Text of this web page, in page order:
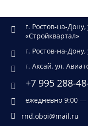
г. Ростов-на-
«Стройквартал»
г. Ростов-на-
г. Аксай, ул.
+7 995 288-
ежедневно 9:00 —
rnd.oboi@mail.ru